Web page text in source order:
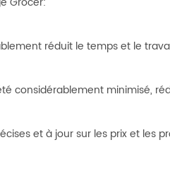
réduit le temps et le
considérablement minimisé,
et à jour sur les prix et les